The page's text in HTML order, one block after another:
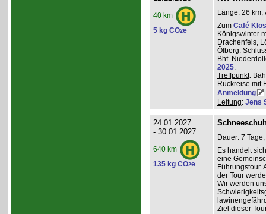
40 km
5 kg CO2e
Länge: 26 km,
Zum Café
Königswinter
Drachenfels,
Ölberg.
Bhf.
2025.
Treffpunkt:
Rückreise mit
Anmeldung
Leitung: Jens
24.01.2027
- 30.01.2027
640 km
135 kg CO2e
Dauer: 7
Es handelt
eine
Führungstour.
der Tour
Wir werden
Ziel dieser